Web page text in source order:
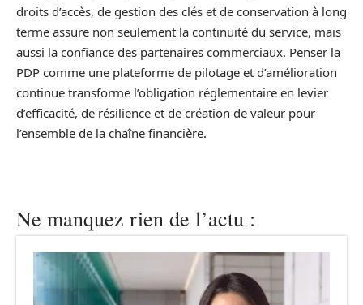
droits d’accès, de gestion des clés et de conservation à long
terme assure non seulement la continuité du service, mais
aussi la confiance des partenaires commerciaux. Penser la
PDP comme une plateforme de pilotage et d’amélioration
continue transforme l’obligation réglementaire en levier
d’efficacité, de résilience et de création de valeur pour
l’ensemble de la chaîne financière.
Ne manquez rien de l’actu :